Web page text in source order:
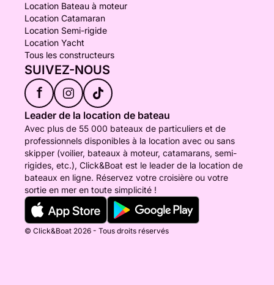
Location Bateau à moteur
Location Catamaran
Location Semi-rigide
Location Yacht
Tous les constructeurs
SUIVEZ-NOUS
f
Leader de la location de bateau
Avec plus de 55 000 bateaux de particuliers et de
professionnels disponibles à la location avec ou sans
skipper (voilier, bateaux à moteur, catamarans, semi-
rigides, etc.), Click&Boat est le leader de la location de
bateaux en ligne. Réservez votre croisière ou votre
sortie en mer en toute simplicité !
© Click&Boat 2026 - Tous droits réservés